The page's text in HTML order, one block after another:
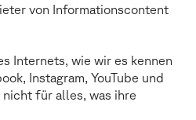
von Informationscontent
Internets, wie wir es kennen
Instagram, YouTube und
für alles, was ihre